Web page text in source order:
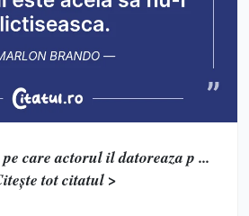
care actorul il datoreaza p ...
tot citatul >